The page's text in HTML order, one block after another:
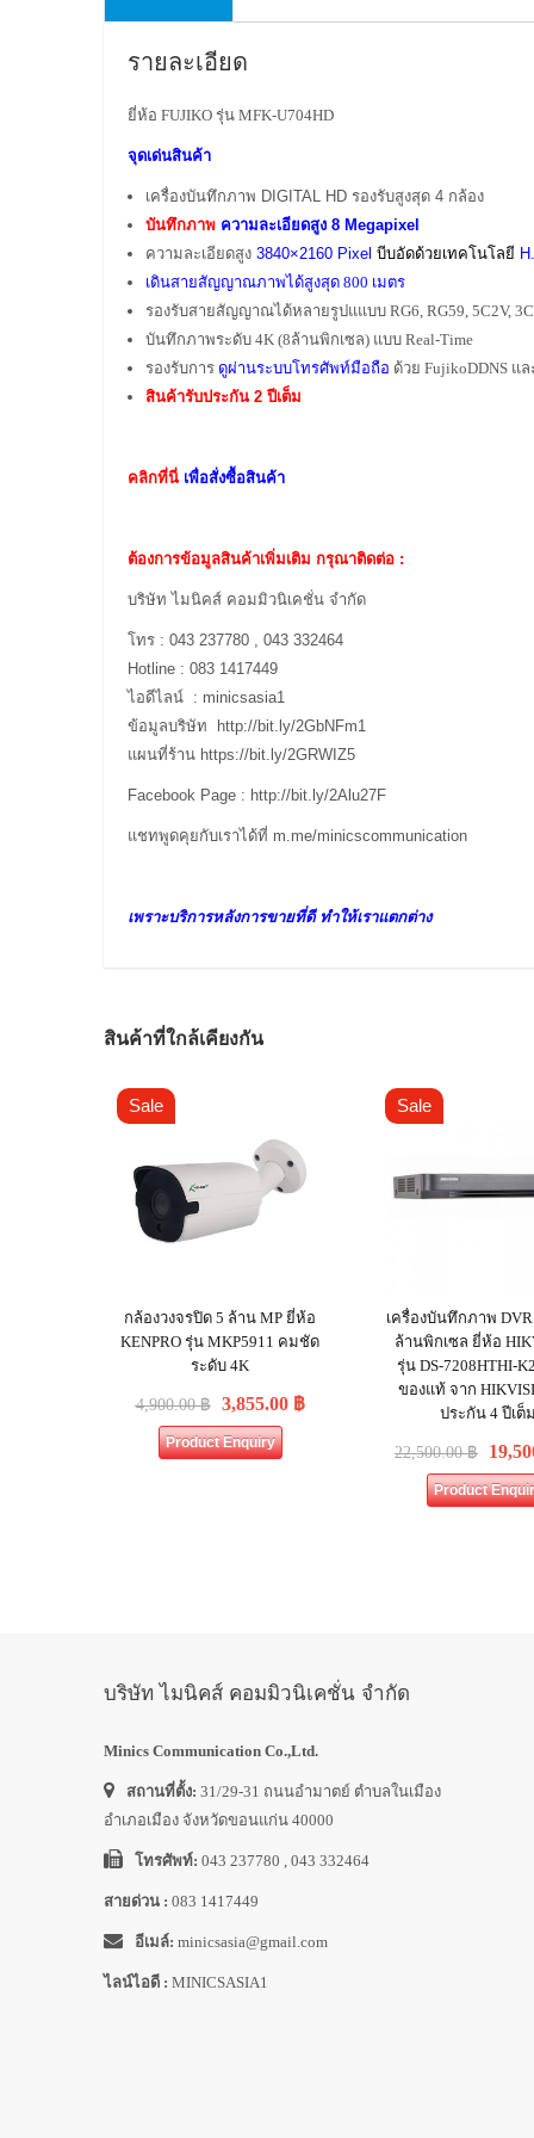
รายละเอียด
ยี่ห้อ FUJIKO รุ่น MFK-U704HD
จุดเด่นสินค้า
เครื่องบันทึกภาพ DIGITAL HD รองรับสูงสุด 4 กล้อง
บันทึกภาพ ความละเอียดสูง 8 Megapixel
ความละเอียดสูง 3840×2160 Pixel บีบอัดด้วยเทคโนโลยี
เดินสายสัญญาณภาพได้สูงสุด 800 เมตร
รองรับสายสัญญาณได้หลายรูปแแบบ RG6, RG59, 5C2V,
บันทึกภาพระดับ 4K (8ล้านพิกเซล) แบบ Real-Time
รองรับการ ดูผ่านระบบโทรศัพท์มือถือ ด้วย FujikoDDNS แล
สินค้ารับประกัน 2 ปีเต็ม
คลิกที่นี่ เพื่อสั่งซื้อสินค้า
ต้องการข้อมูลสินค้าเพิ่มเติม กรุณาติดต่อ :
บริษัท ไมนิคส์ คอมมิวนิเคชั่น จำกัด
โทร : 043 237780 , 043 332464
Hotline : 083 1417449
ไอดีไลน์ : minicsasia1
ข้อมูลบริษัท
http://bit.ly/2GbNFm1
แผนที่ร้าน https://bit.ly/2GRWIZ5
Facebook Page : http://bit.ly/2Alu27F
แชทพูดคุยกับเราได้ที่ m.me/minicscommunication
เพราะบริการหลังการขายที่ดี ทำให้เราแตกต่าง
สินค้าที่ใกล้เคียงกัน
Sale
กล้องวงจรปิด 5 ล้าน MP ยี่ห้อ
KENPRO รุ่น MKP5911 คมชัด
ระดับ 4K
4,900.00฿ 3,855.00 ฿
Product Enquiry
Sale
เครื่องบันทึกภาพ
ล้านพิกเซล ยี่ห้อ
รุ่น DS-7208HTHI-
ของแท้ จาก
ประกัน 4 ปีเต็ม
22,500.00฿
Product
บริษัท ไมนิคส์ คอมมิวนิเคชั่น จำกัด
Minics Communication Co.,Ltd.
สถานที่ตั้ง: 31/29-31 ถนนอำมาตย์ ตำบลในเมือง
อำเภอเมือง จังหวัดขอนแก่น 40000
โทรศัพท์: 043 237780 , 043 332464
สายด่วน : 083 1417449
อีเมล์: minicsasia@gmail.com
ไลน์ไอดี : MINICSASIA1